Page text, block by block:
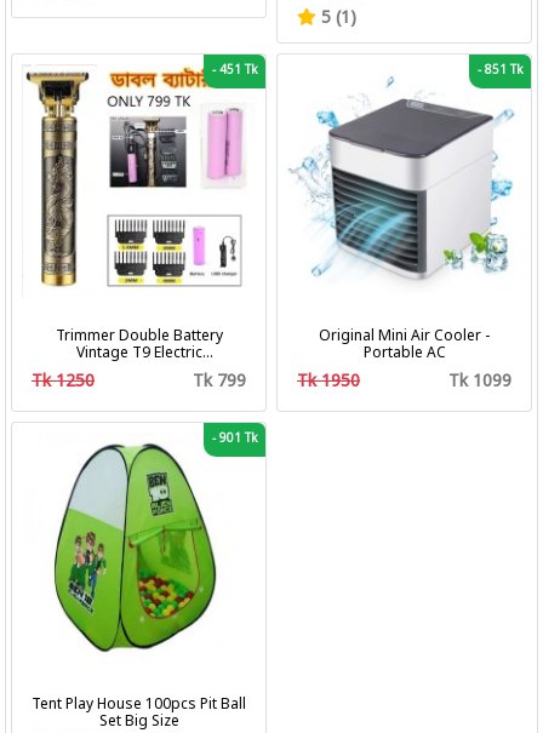
5 (1)
-451 Tk
Trimmer Double Battery
Vintage T9 Electric
Professional Hair Clipper Hair
Cutting Machine Trimmer
Tk 1250 Tk 799
-851 Tk
Original Mini Air Cooler -
Portable AC
Tk 1950 Tk 1099
-901 Tk
Tent Play House 100pcs Pit Ball
Set Big Size